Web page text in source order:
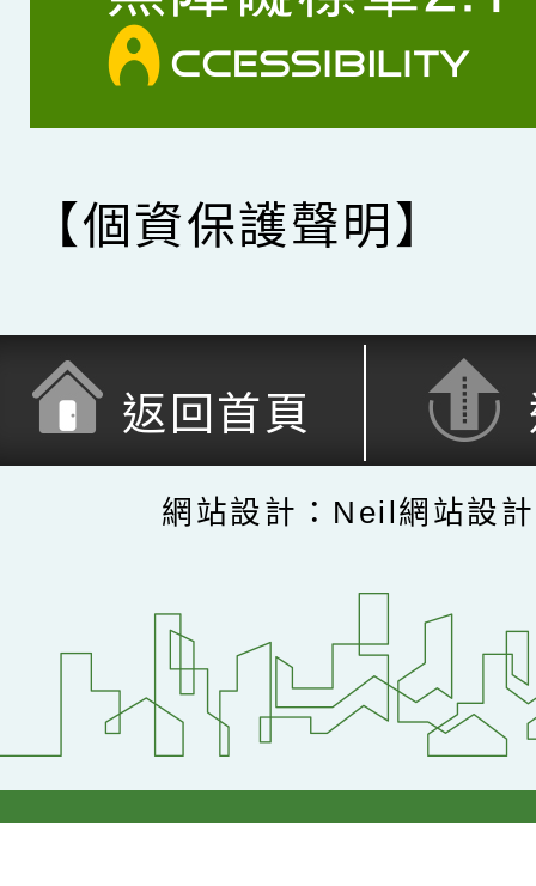
【個資保護聲明】
返回首頁
網站設計：Neil網站設